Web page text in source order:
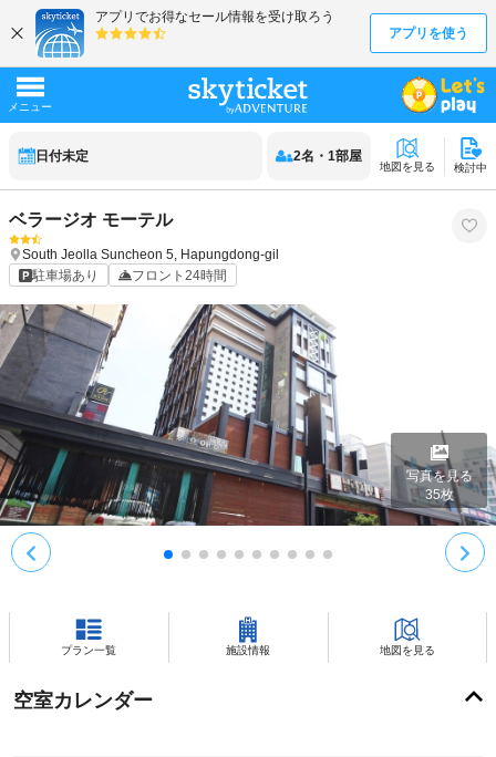
日付未定 2名 ・ 1部屋
地図を見る 検討中
ベラージオ モーテル
South Jeolla Suncheon 5, Hapungdong-gil
駐車場あり
フロント24時間
写真を見る
35枚
プラン一覧 施設情報 地図を見る
空室カレンダー